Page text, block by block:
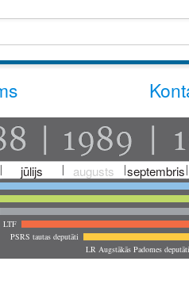
jūlijs augusts septembris
LTF
PSRS tautas deputāti
LR Augstākās Padomes deputāti